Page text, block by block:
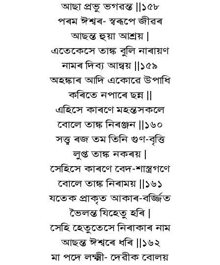
আছা প্ৰভু ভগৱন্ত ||১৫৮
পৰম ঈশ্বৰ- স্বৰূপে জীৱৰ
আছন্ত হুয়া আশ্ৰয় |
এতেকেসে তাঙ্ক বুলি নাৰায়ণ
নামৰ দিব্য আন্বয় ||১৫৯
অহঙ্কাৰ আদি একোৱে উপাধি
কৰিতে নপাৰে ছন্ন ||
এহিসে কাৰণে মহন্তসকলে
বোলে তাঙ্ক নিৰঞ্জন ||১৬০
সত্ত্ব ৰজ তম তিনি গুণ-বৃত্তি
লুপ্ত তাঙ্ক নকৰয় |
সেহিসে কাৰণে বেদ-শাস্ত্ৰগণে
বোলে তাঙ্ক নিৰাময় ||১৬১
যতেক প্ৰাকৃত আকাৰ-বৰ্জ্জিত
ভৈলন্ত যিহেতু হৰি |
সেহি হেতুতেসে নিৰাকাৰ নাম
আছন্ত ঈশ্বৰে ধৰি ||১৬২
মা পদে লক্ষ্মী- দেৱীক বোলয়